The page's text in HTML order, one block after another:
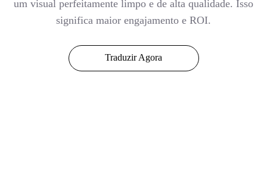
um visual perfeitamente limpo e de alta qualidade. Isso
significa maior engajamento e ROI.
Traduzir Agora